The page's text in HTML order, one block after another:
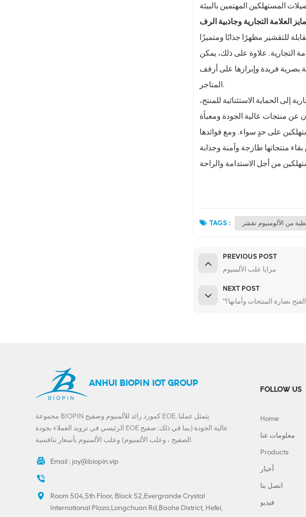
العلامة التجارية وجاذبية الرف
للتقشير مظهرًا جذابًا ومتميزًا
التجارية. علاوة على ذلك، يمكن
بصرية فريدة وإبرازها على أرفف
المتاجر.
إلى الحماية الاستثنائية للمنتج،
عن منتجات عالية الجودة ومعبأة
على حدٍ سواء. ومع فوائدها
منتجاتها طازجة وآمنة وجذابة
TAGS : من الألومنيوم تقشر
PREVIOUS POST
مزايا علب الألمنيوم
NEXT POST
ANHUI BIOPIN IOT GROUP
مجموعة BIOPIN كمورد رائد للألمنيوم وصفيح EOE. يتمثل عملنا
الرئيسي في تزويد العملاء بجودة EOE عالية الجودة (بما في ذلك: صفيح
الصفيح ، وعلب الألمنيوم) وعلب الألمنيوم بأسعار تنافسية.
Email : joy@biopin.vip
Room 504,5th Floor, Block S2,Evergrande Crystal
International Plaza,Longchuan Rd,Baohe District, Hefei,
FOLLOW US
Home
معلومات عنا
Products
أخبار
اتصل بنا
فيديو